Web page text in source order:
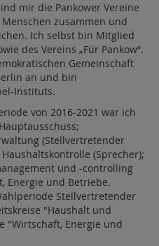
mir die Pankower Vereine
zusammen und
Ich selbst bin Mitglied
des Vereins „Für Pankow“.
Gemeinschaft
an und bin
Instituts.
von 2016-2021 war ich
(Stellvertretender
(Sprecher);
und -controlling
Energie und Betriebe.
Stellvertretender
"Haushalt und
"Wirtschaft, Energie und